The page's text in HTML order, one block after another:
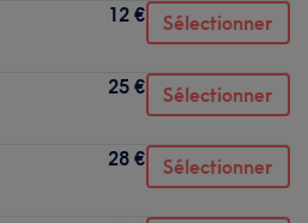
12 € Sélectionner
25 € Sélectionner
28 € Sélectionner